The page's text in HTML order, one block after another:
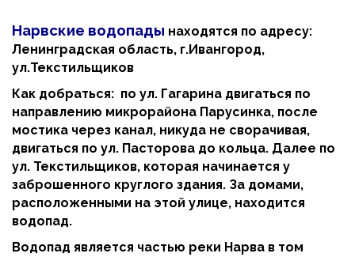
Нарвские водопады находятся по адресу:
Ленинградская область, г.Ивангород,
ул.Текстильщиков
Как добраться: по ул. Гагарина двигаться по
направлению микрорайона Парусинка, после
мостика через канал, никуда не сворачивая,
двигаться по ул. Пасторова до кольца. Далее по
ул. Текстильщиков, которая начинается у
заброшенного круглого здания. За домами,
расположенными на этой улице, находится
водопад.
Водопад является частью реки Нарва в том